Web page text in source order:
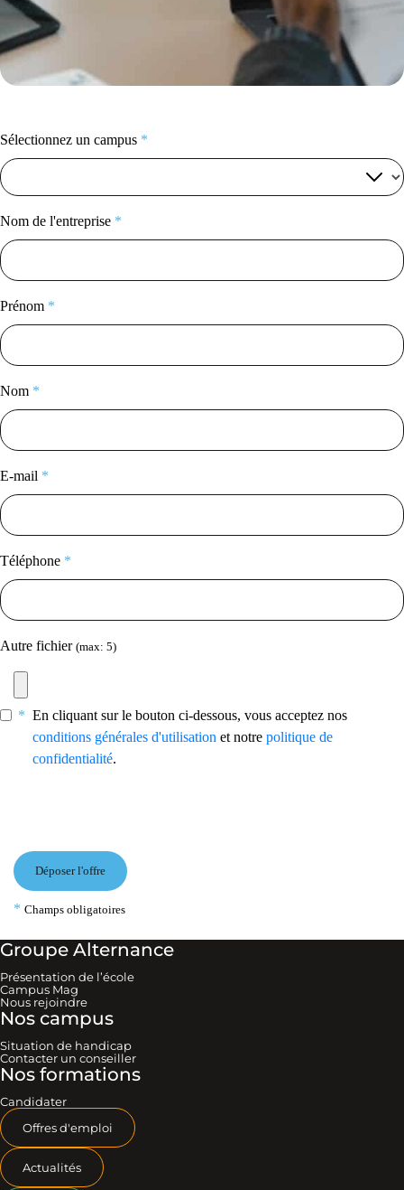
Groupe Alternance
Présentation de l’école
Campus Mag
Nous rejoindre
Nos campus
Situation de handicap
Contacter un conseiller
Nos formations
Candidater
Offres d'emploi
Actualités